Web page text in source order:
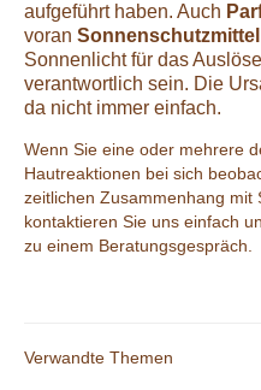
aufgeführt haben. Auch
voran Sonnenschutzmittel
Sonnenlicht für das
verantwortlich sein. Die
da nicht immer einfach.
Wenn Sie eine oder mehrere
Hautreaktionen bei sich
zeitlichen Zusammenhang mit
kontaktieren Sie uns einfach
zu einem Beratungsgespräch.
Verwandte Themen